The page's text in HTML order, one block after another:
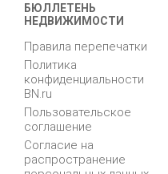
БЮЛЛЕТЕНЬ
НЕДВИЖИМОСТИ
Правила перепечатки
Политика
конфиденциальности
BN.ru
Пользовательское
соглашение
Согласие на
распространение